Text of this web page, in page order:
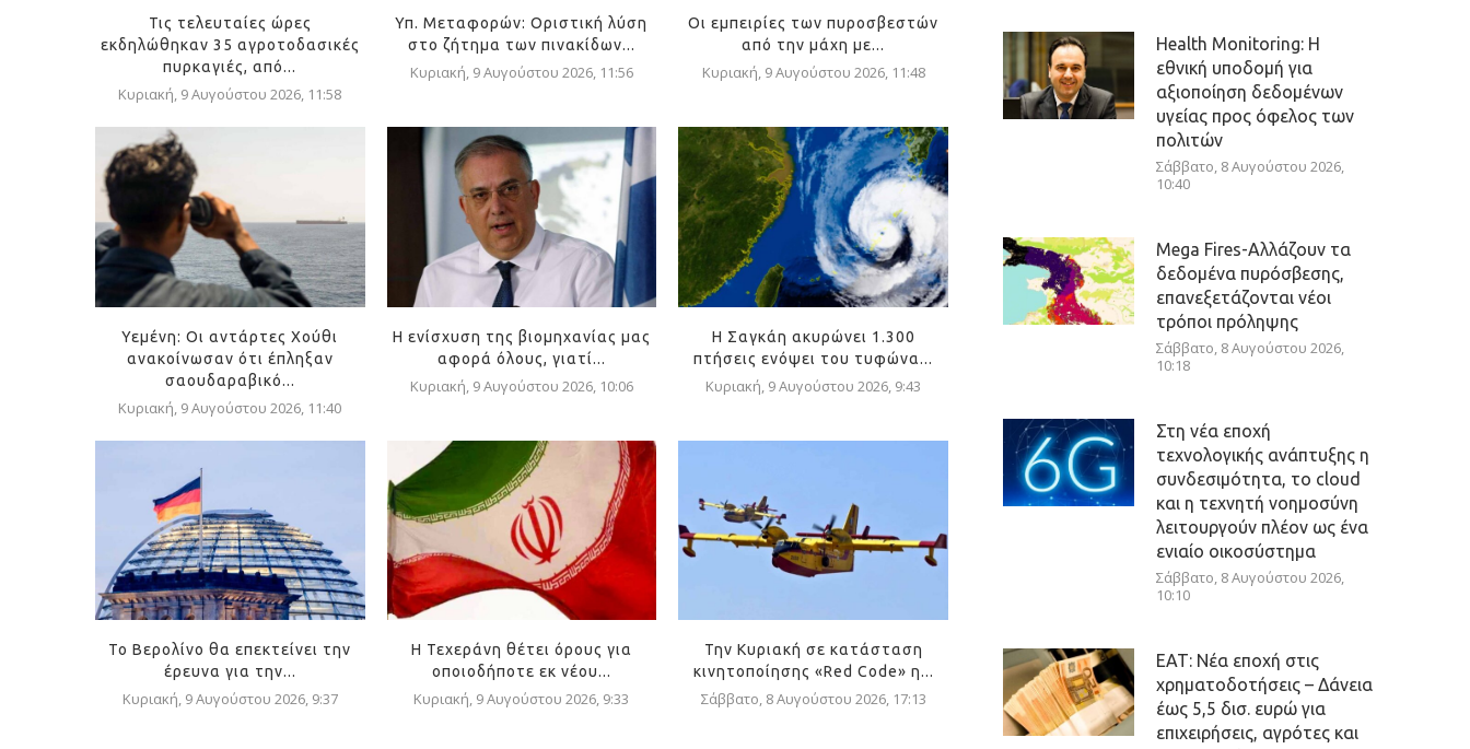
Τις τελευταίες ώρες
εκδηλώθηκαν 35 αγροτοδασικές
πυρκαγιές, από...
Κυριακή, 9 Αυγούστου 2026, 11:58
Υπ. Μεταφορών: Οριστική λύση
στο ζήτημα των πινακίδων...
Κυριακή, 9 Αυγούστου 2026, 11:56
Οι εμπειρίες των πυροσβεστών
από την μάχη με...
Κυριακή, 9 Αυγούστου 2026, 11:48
Υεμένη: Οι αντάρτες Χούθι
ανακοίνωσαν ότι έπληξαν
σαουδαραβικό...
Κυριακή, 9 Αυγούστου 2026, 11:40
Η ενίσχυση της βιομηχανίας μας
αφορά όλους, γιατί...
Κυριακή, 9 Αυγούστου 2026, 10:06
Η Σαγκάη ακυρώνει 1.300
πτήσεις ενόψει του τυφώνα...
Κυριακή, 9 Αυγούστου 2026, 9:43
Το Βερολίνο θα επεκτείνει την
έρευνα για την...
Κυριακή, 9 Αυγούστου 2026, 9:37
Η Τεχεράνη θέτει όρους για
οποιοδήποτε εκ νέου...
Κυριακή, 9 Αυγούστου 2026, 9:33
Την Κυριακή σε κατάσταση
κινητοποίησης «Red Code» η...
Σάββατο, 8 Αυγούστου 2026, 17:13
Health Monitoring: Η
εθνική υποδομή για
αξιοποίηση δεδομένων
υγείας προς όφελος των
πολιτών
Σάββατο, 8 Αυγούστου 2026,
10:40
Mega Fires-Αλλάζουν τα
δεδομένα πυρόσβεσης,
επανεξετάζονται νέοι
τρόποι πρόληψης
Σάββατο, 8 Αυγούστου 2026,
10:18
Στη νέα εποχή
τεχνολογικής ανάπτυξης η
συνδεσιμότητα, το cloud
και η τεχνητή νοημοσύνη
λειτουργούν πλέον ως ένα
ενιαίο οικοσύστημα
Σάββατο, 8 Αυγούστου 2026,
10:10
ΕΑΤ: Νέα εποχή στις
χρηματοδοτήσεις – Δάνεια
έως 5,5 δισ. ευρώ για
επιχειρήσεις, αγρότες και